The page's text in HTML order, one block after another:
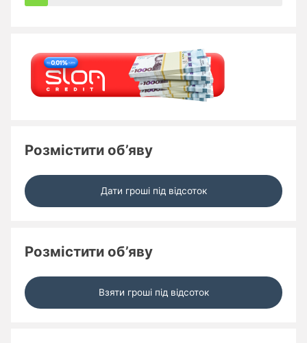
Розмістити об’яву
Дати гроші під відсоток
Розмістити об’яву
Взяти гроші під відсоток